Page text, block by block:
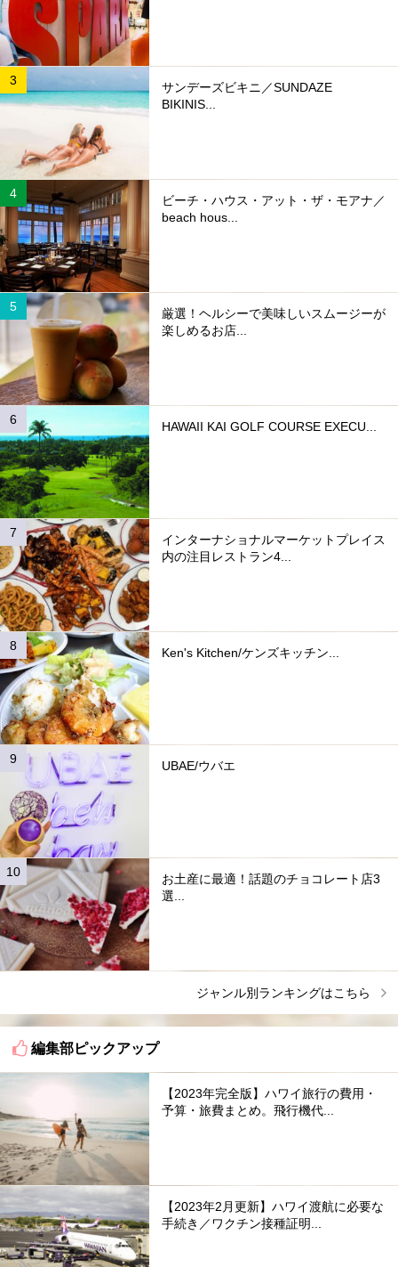
サンデーズビキニ／SUNDAZE
BIKINIS...
ビーチ・ハウス・アット・ザ・モアナ／
beach hous...
厳選！ヘルシーで美味しいスムージーが
楽しめるお店...
HAWAII KAI GOLF COURSE EXECU...
インターナショナルマーケットプレイス
内の注目レストラン4...
Ken's Kitchen/ケンズキッチン...
UBAE/ウバエ
お土産に最適！話題のチョコレート店3
選...
ジャンル別ランキングはこちら
編集部ピックアップ
【2023年完全版】ハワイ旅行の費用・
予算・旅費まとめ。飛行機代...
【2023年2月更新】ハワイ渡航に必要な
手続き／ワクチン接種証明...